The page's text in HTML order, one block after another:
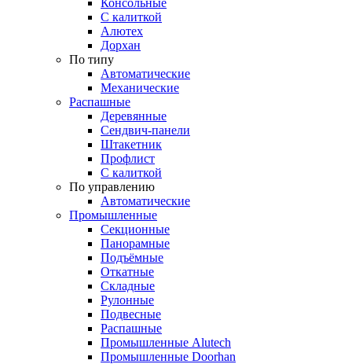
С калиткой
Алютех
Дорхан
По типу
Автоматические
Механические
Распашные
Деревянные
Сендвич-панели
Штакетник
Профлист
С калиткой
По управлению
Автоматические
Промышленные
Секционные
Панорамные
Подъёмные
Откатные
Складные
Рулонные
Подвесные
Распашные
Промышленные Alutech
Промышленные Doorhan